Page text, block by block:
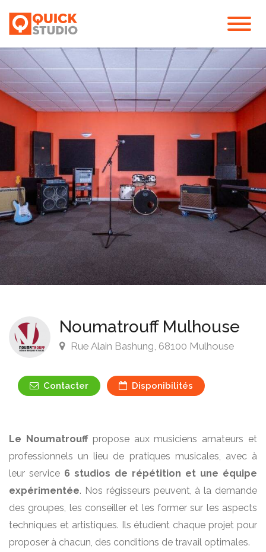
Noumatrouff Mulhouse
Rue Alain Bashung, 68100 Mulhouse
Contacter Disponibilités
Le Noumatrouffpropose aux musiciens amateurs et
professionnels un lieu de pratiques musicales, avec à
leur service 6 studios de répétition et une équipe
expérimentée. Nos régisseurs peuvent, à la demande
des groupes, les conseiller et les former sur les aspects
techniques et artistiques. Ils étudient chaque projet pour
proposer à chacun, des conditions de travail optimales.